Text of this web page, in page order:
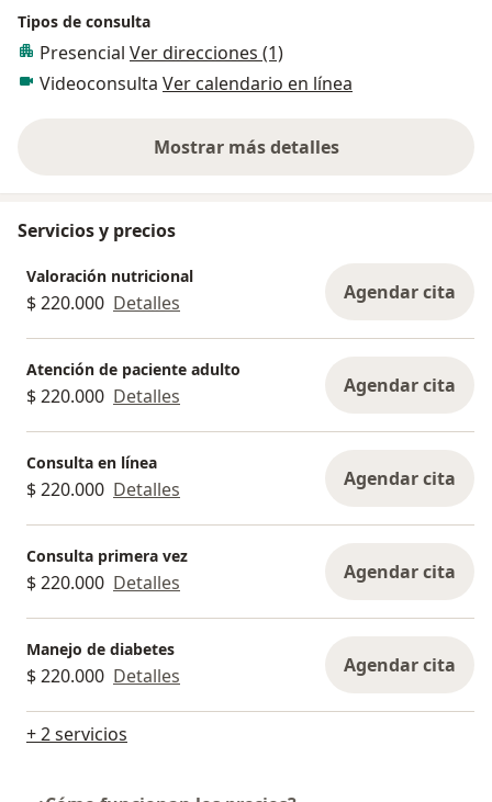
Tipos de consulta
Presencial Ver direcciones (1)
Videoconsulta Ver calendario en línea
Mostrar más detalles
sobre la experiencia
Servicios y precios
Valoración nutricional
$ 220.000 Detalles Agendar cita
Atención de paciente adulto
$ 220.000 Detalles Agendar cita
Consulta en línea
$ 220.000 Detalles Agendar cita
Consulta primera vez
$ 220.000 Detalles Agendar cita
Manejo de diabetes
$ 220.000 Detalles Agendar cita
+ 2 servicios